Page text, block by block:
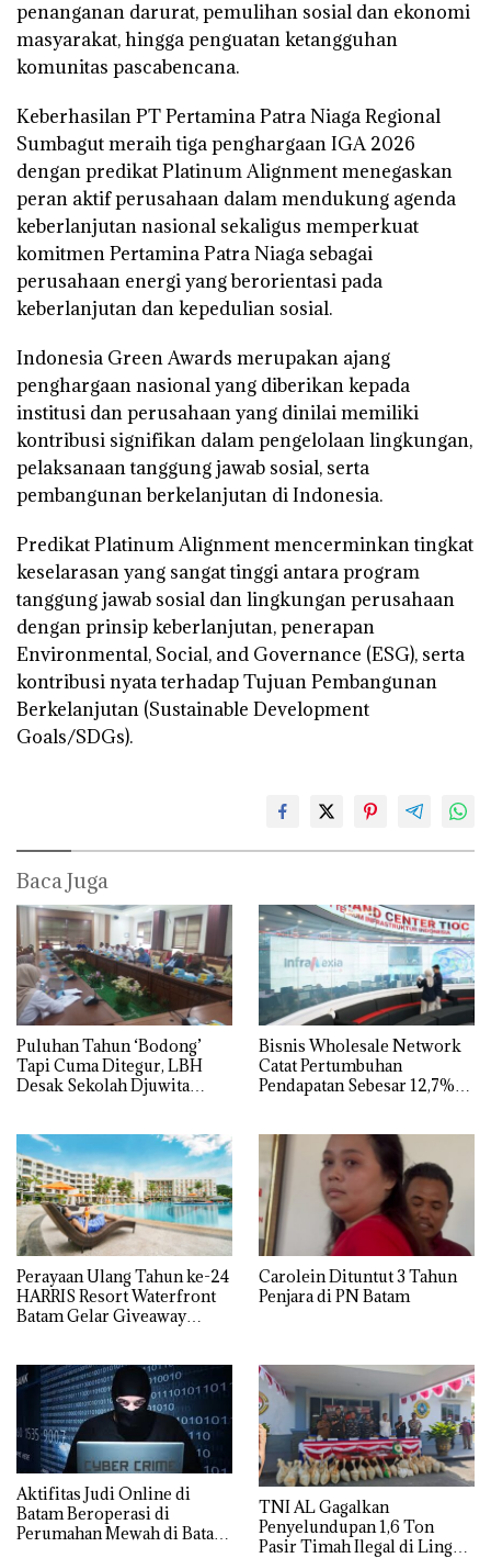
penanganan darurat, pemulihan sosial dan ekonomi
masyarakat, hingga penguatan ketangguhan
komunitas pascabencana.
Keberhasilan PT Pertamina Patra Niaga Regional
Sumbagut meraih tiga penghargaan IGA 2026
dengan predikat Platinum Alignment menegaskan
peran aktif perusahaan dalam mendukung agenda
keberlanjutan nasional sekaligus memperkuat
komitmen Pertamina Patra Niaga sebagai
perusahaan energi yang berorientasi pada
keberlanjutan dan kepedulian sosial.
Indonesia Green Awards merupakan ajang
penghargaan nasional yang diberikan kepada
institusi dan perusahaan yang dinilai memiliki
kontribusi signifikan dalam pengelolaan lingkungan,
pelaksanaan tanggung jawab sosial, serta
pembangunan berkelanjutan di Indonesia.
Predikat Platinum Alignment mencerminkan tingkat
keselarasan yang sangat tinggi antara program
tanggung jawab sosial dan lingkungan perusahaan
dengan prinsip keberlanjutan, penerapan
Environmental, Social, and Governance (ESG), serta
kontribusi nyata terhadap Tujuan Pembangunan
Berkelanjutan (Sustainable Development
Goals/SDGs).
Baca Juga
Puluhan Tahun ‘Bodong’
Tapi Cuma Ditegur, LBH
Desak Sekolah Djuwita
Bisnis Wholesale Network
Catat Pertumbuhan
Pendapatan Sebesar 12,7%
Perayaan Ulang Tahun ke-24
HARRIS Resort Waterfront
Batam Gelar Giveaway
Carolein Dituntut 3 Tahun
Penjara di PN Batam
Aktifitas Judi Online di
Batam Beroperasi di
Perumahan Mewah di Batam
TNI AL Gagalkan
Penyelundupan 1,6 Ton
Pasir Timah Ilegal di Lingga,